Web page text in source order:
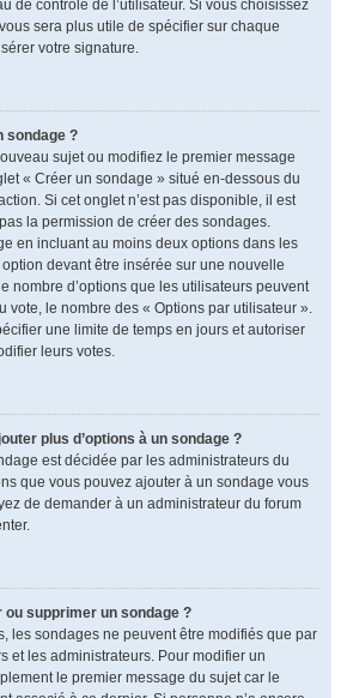
de contrôle de l’utilisateur. Si vous choisissez
sera plus utile de spécifier sur chaque
votre signature.
sondage ?
sujet ou modifiez le premier message
« Créer un sondage » situé en-dessous du
Si cet onglet n’est pas disponible, il est
la permission de créer des sondages.
en incluant au moins deux options dans les
devant être insérée sur une nouvelle
nombre d’options que les utilisateurs peuvent
vote, le nombre des « Options par utilisateur ».
une limite de temps en jours et autoriser
leurs votes.
plus d’options à un sondage ?
est décidée par les administrateurs du
que vous pouvez ajouter à un sondage vous
de demander à un administrateur du forum
supprimer un sondage ?
les sondages ne peuvent être modifiés que par
et les administrateurs. Pour modifier un
le premier message du sujet car le